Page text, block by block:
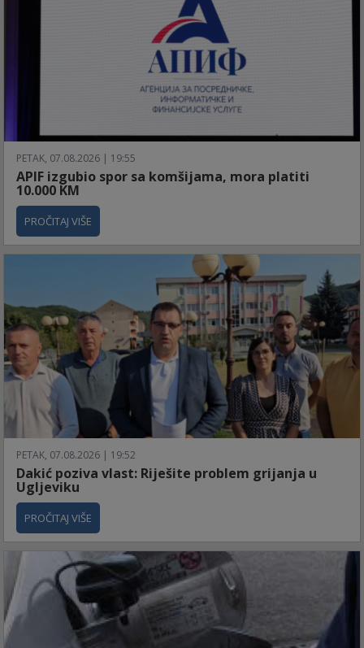
PETAK, 07.08.2026 | 19:55
APIF izgubio spor sa komšijama, mora platiti
10.000 KM
PROČITAJ VIŠE
PETAK, 07.08.2026 | 19:52
Dakić poziva vlast: Riješite problem grijanja u
Ugljeviku
PROČITAJ VIŠE